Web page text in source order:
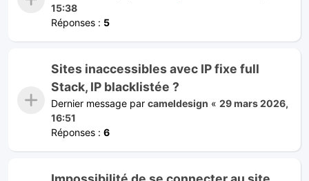
15:38
Réponses : 5
Sites inaccessibles avec IP fixe full
Stack, IP blacklistée ?
Dernier message par cameldesign « 29 mars 2026,
16:51
Réponses : 6